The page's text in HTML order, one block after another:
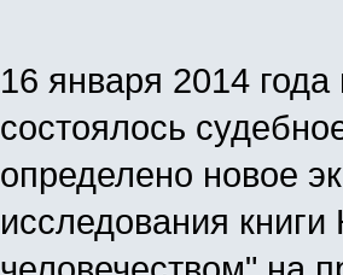
16 января 2014
состоялось
определено новое
исследования